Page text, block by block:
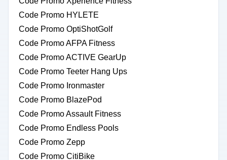
Code Promo HYLETE
Code Promo OptiShotGolf
Code Promo AFPA Fitness
Code Promo ACTIVE GearUp
Code Promo Teeter Hang Ups
Code Promo Ironmaster
Code Promo BlazePod
Code Promo Assault Fitness
Code Promo Endless Pools
Code Promo Zepp
Code Promo CitiBike